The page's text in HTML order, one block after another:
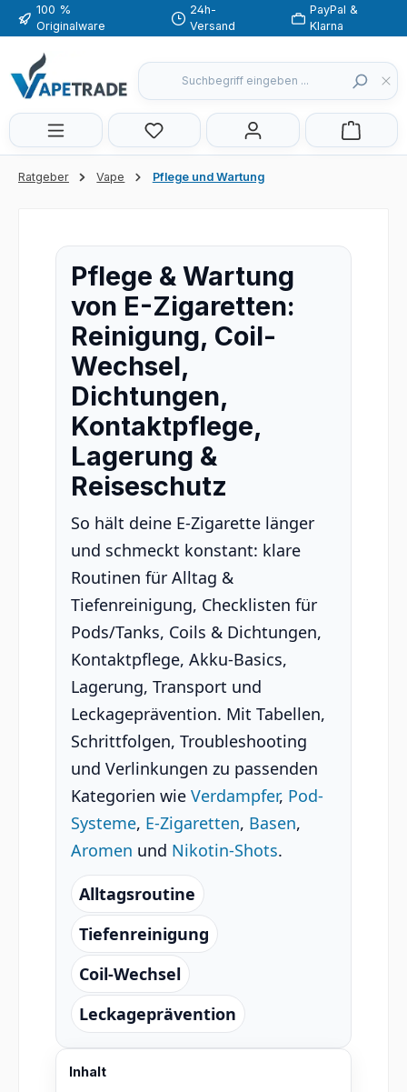
Zum Hauptinhalt springen
100 %
Originalware
24h-
Versand
PayPal &
Klarna
Du hast 0 Produkte auf dem
Ratgeber Vape Pflege und Wartung
Pflege & Wartung
von E-Zigaretten:
Reinigung, Coil-
Wechsel,
Dichtungen,
Kontaktpflege,
Lagerung &
Reiseschutz
So hält deine E-Zigarette länger
und schmeckt konstant: klare
Routinen für Alltag &
Tiefenreinigung, Checklisten für
Pods/Tanks, Coils & Dichtungen,
Kontaktpflege, Akku-Basics,
Lagerung, Transport und
Leckageprävention. Mit Tabellen,
Schrittfolgen, Troubleshooting
und Verlinkungen zu passenden
Kategorien wie Verdampfer, Pod-
Systeme, E-Zigaretten, Basen,
Aromen und Nikotin-Shots.
Alltagsroutine
Tiefenreinigung
Coil-Wechsel
Leckageprävention
Inhalt